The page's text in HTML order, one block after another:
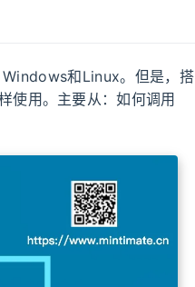
和Linux。但是，搭
使用。主要从：如何调用